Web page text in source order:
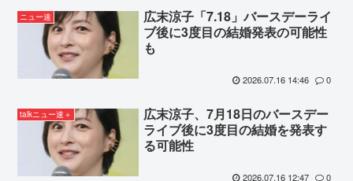
ニュー速
広末涼子「7.18」バースデーライ
ブ後に3度目の結婚発表の可能性
も
2026.07.16 14:46 0
talkニュー速＋
広末涼子、7月18日のバースデー
ライブ後に3度目の結婚を発表す
る可能性
2026.07.16 12:47 0